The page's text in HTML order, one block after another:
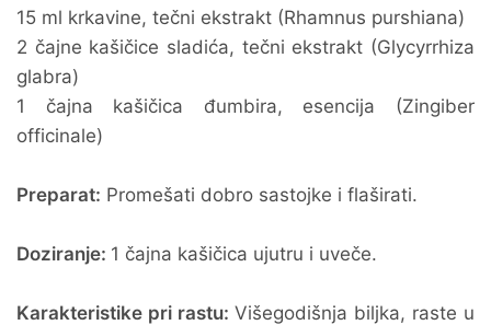
15 ml krkavine, tečni ekstrakt (Rhamnus purshiana)
2 čajne kašičice sladića, tečni ekstrakt (Glycyrrhiza
glabra)
1 čajna kašičica đumbira, esencija (Zingiber
officinale)
Preparat: Promešati dobro sastojke i flaširati.
Doziranje: 1 čajna kašičica ujutru i uveče.
Karakteristike pri rastu: Višegodišnja biljka, raste u